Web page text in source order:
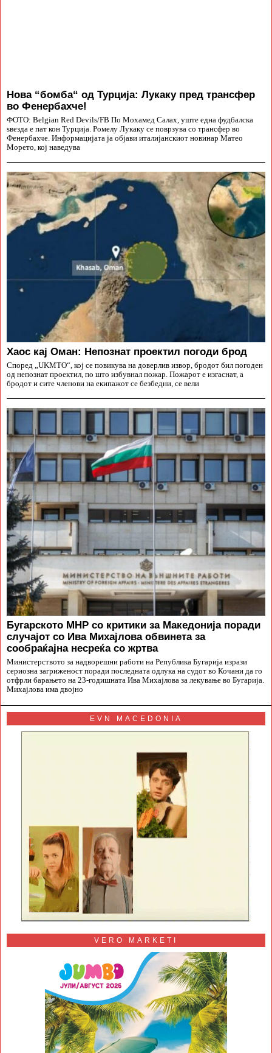
Нова “бомба“ од Турција: Лукаку пред трансфер
во Фенербахче!
ФОТО: Belgian Red Devils/FB По Мохамед Салах, уште една фудбалска
ѕвезда е пат кон Турција. Ромелу Лукаку се поврзува со трансфер во
Фенербахче. Информацијата ја објави италијанскиот новинар Матео
Морето, кој наведува
Хаос кај Оман: Непознат проектил погоди брод
Според „UKMTO“, кој се повикува на доверлив извор, бродот бил погоден
од непознат проектил, по што избувнал пожар. Пожарот е изгаснат, а
бродот и сите членови на екипажот се безбедни, се вели
Бугарското МНР со критики за Македонија поради
случајот со Ива Михајлова обвинета за
сообраќајна несреќа со жртва
Министерството за надворешни работи на Република Бугарија изрази
сериозна загриженост поради последната одлука на судот во Кочани да го
отфрли барањето на 23-годишната Ива Михајлова за лекување во Бугарија.
Михајлова има двојно
EVN MACEDONIA
VERO MARKETI